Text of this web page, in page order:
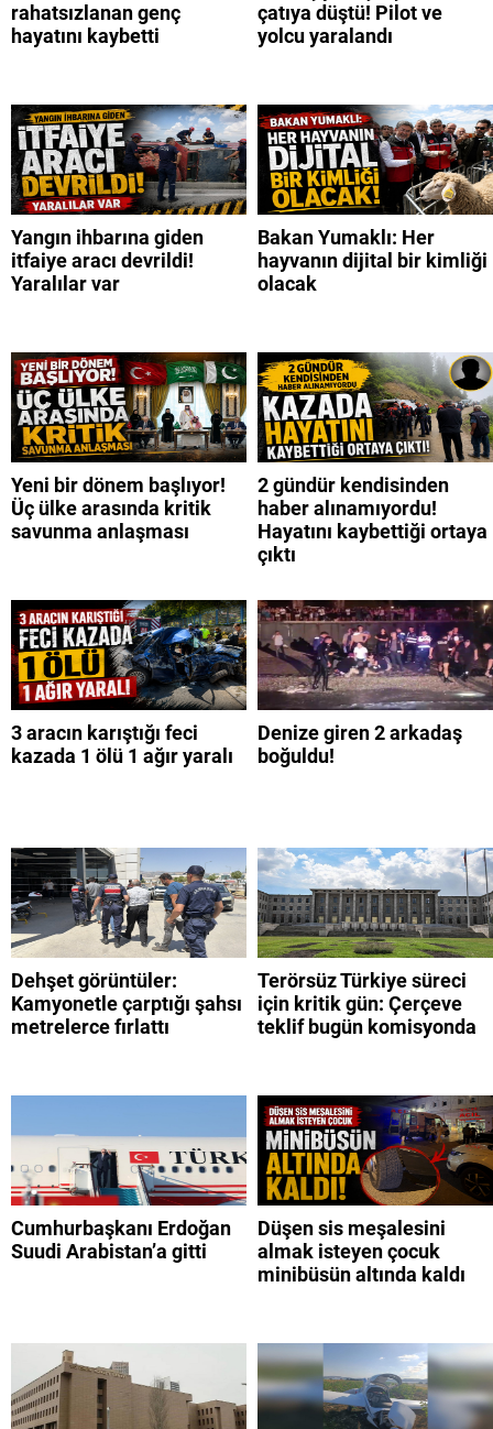
rahatsızlanan genç
hayatını kaybetti
çatıya düştü! Pilot ve
yolcu yaralandı
Yangın ihbarına giden
itfaiye aracı devrildi!
Yaralılar var
Bakan Yumaklı: Her
hayvanın dijital bir kimliği
olacak
Yeni bir dönem başlıyor!
Üç ülke arasında kritik
savunma anlaşması
2 gündür kendisinden
haber alınamıyordu!
Hayatını kaybettiği ortaya
çıktı
3 aracın karıştığı feci
kazada 1 ölü 1 ağır yaralı
Denize giren 2 arkadaş
boğuldu!
Dehşet görüntüler:
Kamyonetle çarptığı şahsı
metrelerce fırlattı
Terörsüz Türkiye süreci
için kritik gün: Çerçeve
teklif bugün komisyonda
Cumhurbaşkanı Erdoğan
Suudi Arabistan’a gitti
Düşen sis meşalesini
almak isteyen çocuk
minibüsün altında kaldı